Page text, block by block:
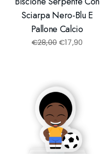
Sciarpa Nero-Blu E
Pallone Calcio
€28,00€17,90